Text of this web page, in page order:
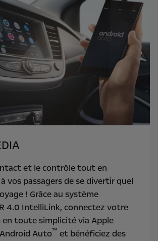
et le contrôle tout en
vos passagers de se divertir quel
! Grâce au système
4.0 IntelliLink, connectez votre
toute simplicité via Apple
Auto™ et bénéficiez des